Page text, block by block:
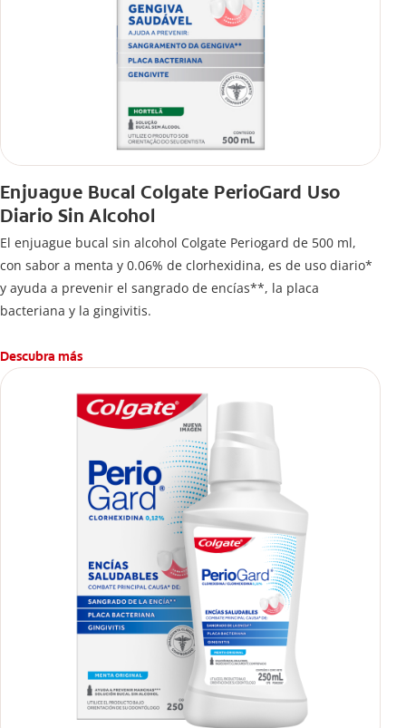
Enjuague Bucal Colgate PerioGard Uso
Diario Sin Alcohol
El enjuague bucal sin alcohol Colgate Periogard de 500 ml,
con sabor a menta y 0.06% de clorhexidina, es de uso diario*
y ayuda a prevenir el sangrado de encías**, la placa
bacteriana y la gingivitis.
Descubra más